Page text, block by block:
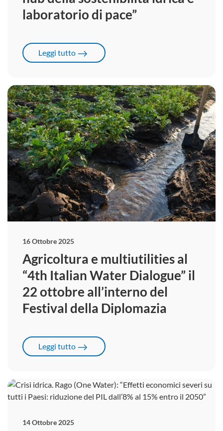
laboratorio di pace”
Leggi tutto
16 Ottobre 2025
Agricoltura e multiutilities al
“4th Italian Water Dialogue” il
22 ottobre all’interno del
Festival della Diplomazia
Leggi tutto
14 Ottobre 2025